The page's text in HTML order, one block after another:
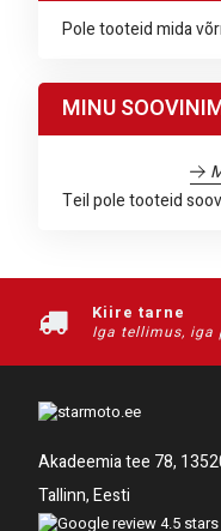
Pole tooteid mida
MINU
Teil pole tooteid
Kiire tarne
Iga tellimus, iga
Akadeemia tee 78,
Tallinn, Eesti